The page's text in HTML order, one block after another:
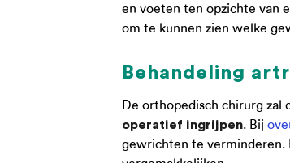
en voeten ten opzichte van
om te kunnen zien welke
Behandeling
De orthopedisch chirurg zal
operatief ingrijpen. Bij
gewrichten te verminderen.